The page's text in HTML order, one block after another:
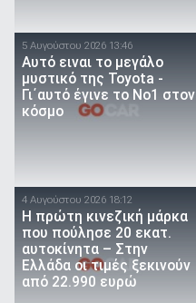
5 Αυγούστου 2026 13:46
Αυτό ειναι τo μεγάλο
μυστικό της Toyota -
Γι΄αυτό έγινε το Νο1 στον
κόσμο
4 Αυγούστου 2026 18:12
Η πρώτη κινεζική μάρκα
που πούλησε 20 εκατ.
αυτοκίνητα – Στην
Ελλάδα οι τιμές ξεκινούν
από 22.990 ευρώ